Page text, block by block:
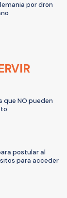
por dron
que NO pueden
postular al
para acceder